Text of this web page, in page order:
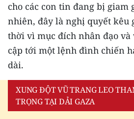
Media Môi trường
Infographic
TIN MỚI
TIN ĐỊA PHƯƠNG
cho các con tin đang bị giam
nhiên, đây là nghị quyết kêu
thời vì mục đích nhân đạo
cập tới một lệnh đình chiến
dài.
XUNG ĐỘT VŨ TRANG LEO
TRỌNG TẠI DẢI GAZA